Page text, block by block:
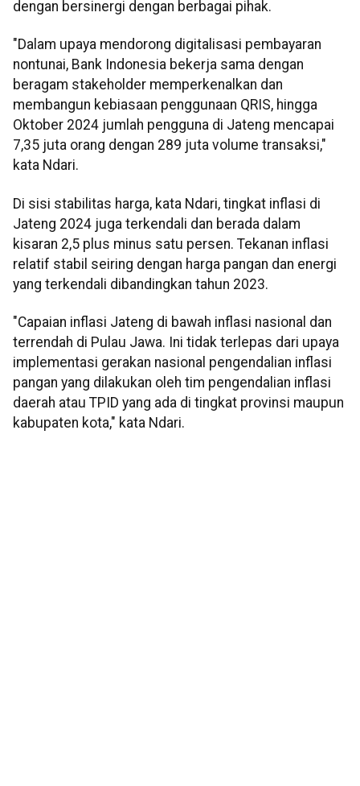
dengan bersinergi dengan berbagai pihak.
"Dalam upaya mendorong digitalisasi pembayaran
nontunai, Bank Indonesia bekerja sama dengan
beragam stakeholder memperkenalkan dan
membangun kebiasaan penggunaan QRIS, hingga
Oktober 2024 jumlah pengguna di Jateng mencapai
7,35 juta orang dengan 289 juta volume transaksi,"
kata Ndari.
Di sisi stabilitas harga, kata Ndari, tingkat inflasi di
Jateng 2024 juga terkendali dan berada dalam
kisaran 2,5 plus minus satu persen. Tekanan inflasi
relatif stabil seiring dengan harga pangan dan energi
yang terkendali dibandingkan tahun 2023.
"Capaian inflasi Jateng di bawah inflasi nasional dan
terrendah di Pulau Jawa. Ini tidak terlepas dari upaya
implementasi gerakan nasional pengendalian inflasi
pangan yang dilakukan oleh tim pengendalian inflasi
daerah atau TPID yang ada di tingkat provinsi maupun
kabupaten kota," kata Ndari.